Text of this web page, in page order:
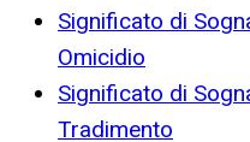
Significato di
Omicidio
Significato di
Tradimento